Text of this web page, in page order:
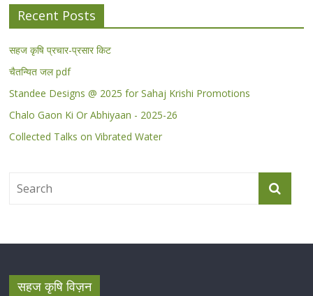
Recent Posts
सहज कृषि प्रचार-प्रसार किट
चैतन्यित जल pdf
Standee Designs @ 2025 for Sahaj Krishi Promotions
Chalo Gaon Ki Or Abhiyaan - 2025-26
Collected Talks on Vibrated Water
सहज कृषि विज़न